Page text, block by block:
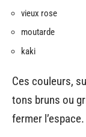
vieux rose
moutarde
kaki
Ces couleurs,
tons bruns ou
fermer l’espace.